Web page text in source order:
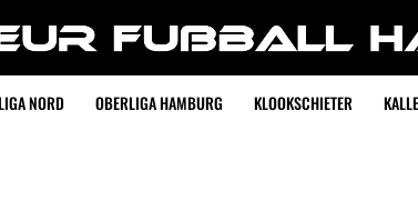
NORD OBERLIGA HAMBURG KLOOKSCHIETER